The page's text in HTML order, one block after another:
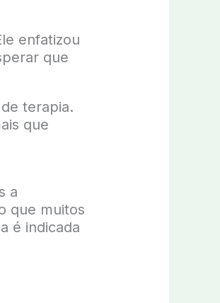
enfatizou
que
terapia.
que
a
que muitos
é indicada